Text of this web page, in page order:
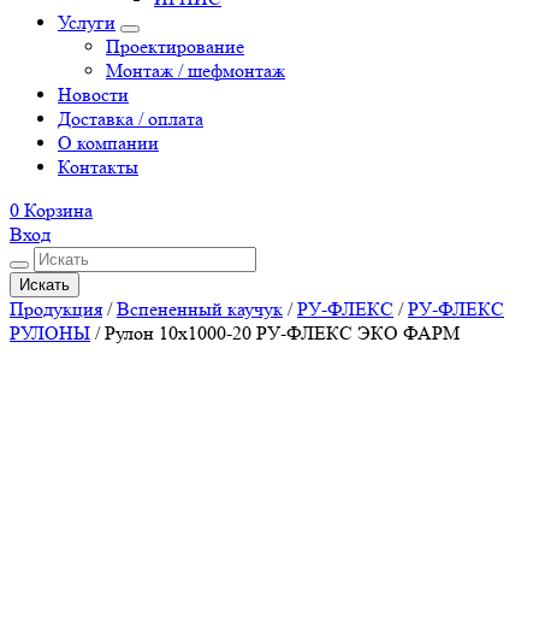
Услуги
Проектирование
Монтаж / шефмонтаж
Новости
Доставка / оплата
О компании
Контакты
0 Корзина
Вход
Искать
Продукция /Вспененный каучук /РУ-ФЛЕКС /РУ-ФЛЕКС
РУЛОНЫ /Рулон 10х1000-20 РУ-ФЛЕКС ЭКО ФАРМ